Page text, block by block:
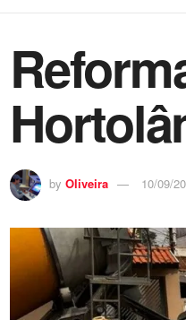
by Oliveira 10/09/